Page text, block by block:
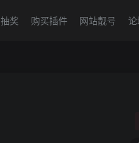
抽奖 购买插件 网站靓号